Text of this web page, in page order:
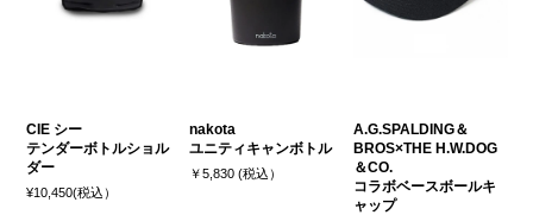
CIE シー
テンダーボトルショル
ダー
¥10,450(税込）
nakota
ユニティキャンボトル
￥5,830 (税込）
A.G.SPALDING＆
BROS×THE H.W.DOG
＆CO.
コラボベースボールキ
ャップ